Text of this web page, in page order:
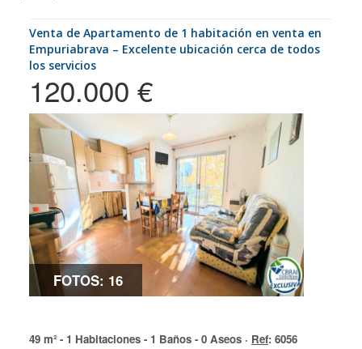
Venta de Apartamento de 1 habitación en venta en
Empuriabrava – Excelente ubicación cerca de todos
los servicios
120.000 €
FOTOS: 16
49 m² - 1 Habitaciones - 1 Baños - 0 Aseos · Ref: 6056